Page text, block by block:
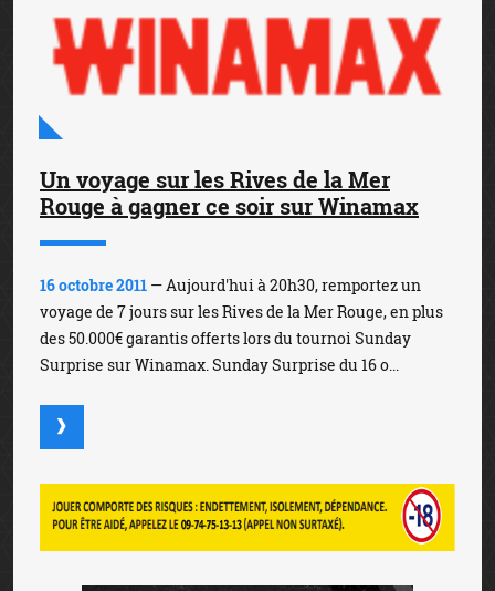
Un voyage sur les Rives de la Mer
Rouge à gagner ce soir sur Winamax
16 octobre 2011 — Aujourd'hui à 20h30, remportez un
voyage de 7 jours sur les Rives de la Mer Rouge, en plus
des 50.000€ garantis offerts lors du tournoi Sunday
Surprise sur Winamax. Sunday Surprise du 16 o...